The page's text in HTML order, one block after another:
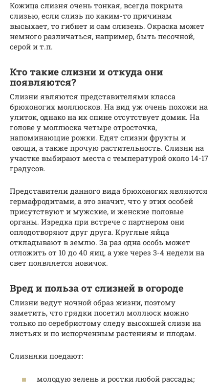
Кожица слизня очень тонкая, всегда покрыта
слизью, если слизь по каким-то причинам
высыхает, то гибнет и сам слизень. Окраска может
немного различаться, например, быть песочной,
серой и т.п.
Кто такие слизни и откуда они
появляются?
Слизни являются представителями класса
брюхоногих моллюсков. На вид уж очень похожи на
улиток, однако на их спине отсутствует домик. На
голове у моллюска четыре отросточка,
напоминающие рожки. Едят слизни фрукты и
овощи, а также прочую растительность. Слизни на
участке выбирают места с температурой около 14-17
градусов.
Представители данного вида брюхоногих являются
гермафродитами, а это значит, что у этих особей
присутствуют и мужские, и женские половые
органы. Изредка при встрече с партнером они
оплодотворяют друг друга. Круглые яйца
откладывают в землю. За раз одна особь может
отложить от 10 до 40 яиц, а уже через 3-4 недели на
свет появляется новичок.
Вред и польза от слизней в огороде
Слизни ведут ночной образ жизни, поэтому
заметить, что грядки посетил моллюск можно
только по серебристому следу высохшей слизи на
листьях и по испорченным растениям и плодам.
Слизняки поедают:
молодую зелень и ростки любой рассады;